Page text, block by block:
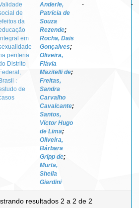
de
da
em
periferia
Distrito
:
de
Anderle,
Patrícia de
Souza
Rezende;
Rocha, Dais
Gonçalves;
Oliveira,
Flávia
Mazitelli de;
Freitas,
Sandra
Carvalho
Cavalcante;
Santos,
Victor Hugo
de Lima;
Oliveira,
Bárbara
Gripp de;
Murta,
Sheila
Giardini
- -
resultados 2 a 2 de 2